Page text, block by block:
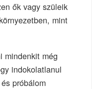
ők vagy szüleik
mint
mindenkit még
indokolatlanul
próbálom